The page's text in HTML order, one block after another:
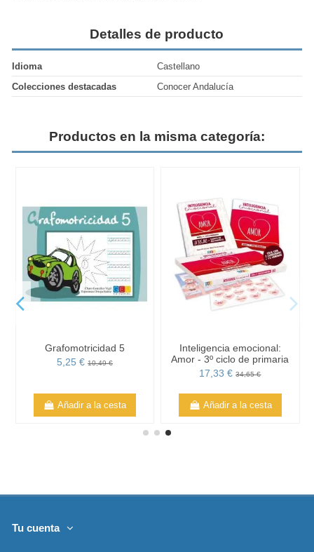
Detalles de producto
Idioma
Castellano
Colecciones destacadas
Conocer Andalucía
Productos en la misma categoría:
Grafomotricidad 5
5,25 € 10,49 €
Añadir a la cesta
Inteligencia emocional:
Amor - 3º ciclo de primaria
17,33 €34,65 €
Añadir a la cesta
Tu cuenta